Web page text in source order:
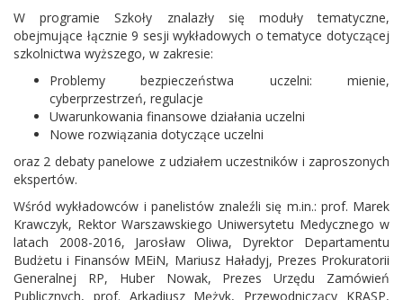
W programie Szkoły znalazły się moduły tematyczne,
obejmujące łącznie 9 sesji wykładowych o tematyce dotyczącej
szkolnictwa wyższego, w zakresie:
Problemy bezpieczeństwa uczelni: mienie,
cyberprzestrzeń, regulacje
Uwarunkowania finansowe działania uczelni
Nowe rozwiązania dotyczące uczelni
oraz 2 debaty panelowe z udziałem uczestników i zaproszonych
ekspertów.
Wśród wykładowców i panelistów znaleźli się m.in.: prof. Marek
Krawczyk, Rektor Warszawskiego Uniwersytetu Medycznego w
latach 2008-2016, Jarosław Oliwa, Dyrektor Departamentu
Budżetu i Finansów MEiN, Mariusz Haładyj, Prezes Prokuratorii
Generalnej RP, Huber Nowak, Prezes Urzędu Zamówień
Publicznych, prof. Arkadiusz Mężyk, Przewodniczący KRASP,